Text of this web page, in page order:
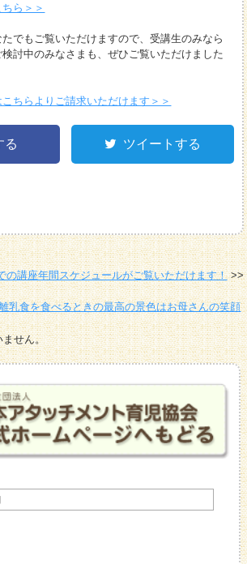
ら＞＞
でもご覧いただけますので、受講生のみなら
討中のみなさまも、ぜひご覧いただけました
ちらよりご請求いただけます＞＞
る ツイートする
の講座年間スケジュールがご覧いただけます！
乳食を食べるときの最高の景色はお母さんの笑顔
ません。